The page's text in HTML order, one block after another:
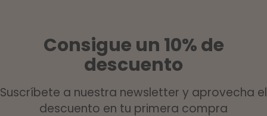
Consigue un 10% de
descuento
Suscríbete a nuestra newsletter y aprovecha el
descuento en tu primera compra